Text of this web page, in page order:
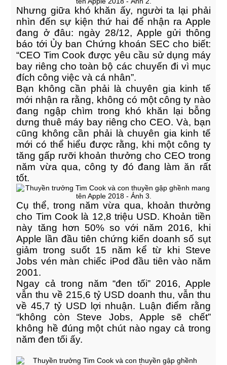
10
JANUARY
2018
TRIỂN KHAI PHẦN MỀM
BIHRP CHO CÔNG TY CỔ
PHẦN NHIỆT ĐIỆN PHẢ LẠI
10
JANUARY
2018
TRIỂN KHẢI BI.HRP TẠI
PHƯƠNG CHI SOFTWARE
10
JANUARY
2018
THUYỀN TRƯỞNG TIM COOK
VÀ CON THUYỀN GẬP
GHỀNH APPLE SẼ ĐI ĐÂU,
VỀ ĐÂU TRONG NĂM 2018?
10
JANUARY
2018
KỸ SƯ PHẦN MỀM DỄ DÀNG
THÀNH TRIỆU PHÚ HƠN
VẬN ĐỘNG VIÊN
10
JANUARY
2018
DOANH NGHIỆP VIỆT HIỆN
NAY
Nhưng giữa khó khăn ấy, người ta lại phải
nhìn đến sự kiện thứ hai để nhận ra Apple
đang ở đâu: ngày 28/12, Apple gửi thông
báo tới Ủy ban Chứng khoán SEC cho biết:
“CEO Tim Cook được yêu cầu sử dụng máy
bay riêng cho toàn bộ các chuyến đi vì mục
đích công việc và cá nhân”.
Bạn không cần phải là chuyên gia kinh tế
mới nhận ra rằng, không có một công ty nào
đang ngập chìm trong khó khăn lại bỗng
dưng thuê máy bay riêng cho CEO. Và, bạn
cũng không cần phải là chuyên gia kinh tế
mới có thể hiểu được rằng, khi một công ty
tăng gấp rưỡi khoản thưởng cho CEO trong
năm vừa qua, công ty đó đang làm ăn rất
tốt.
Cụ thể, trong năm vừa qua, khoản thưởng
cho Tim Cook là 12,8 triệu USD. Khoản tiền
này tăng hơn 50% so với năm 2016, khi
Apple lần đầu tiên chứng kiến doanh số sụt
giảm trong suốt 15 năm kể từ khi Steve
Jobs vén màn chiếc iPod đầu tiên vào năm
2001.
Ngay cả trong năm “đen tối” 2016, Apple
vẫn thu về 215,6 tỷ USD doanh thu, vẫn thu
về 45,7 tỷ USD lợi nhuận. Luận điểm rằng
“không còn Steve Jobs, Apple sẽ chết”
không hề đúng một chút nào ngay cả trong
năm đen tối ấy.